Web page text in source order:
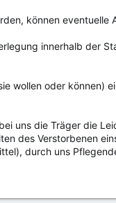
können eventuelle
innerhalb der
wollen oder können)
uns die Träger die
des Verstorbenen
durch uns